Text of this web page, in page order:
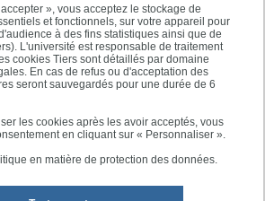
», vous acceptez le stockage de
et fonctionnels, sur votre appareil pour
à des fins statistiques ainsi que de
L'université est responsable de traitement
cookies Tiers sont détaillés par domaine
En cas de refus ou d'acceptation des
seront sauvegardés pour une durée de 6
les cookies après les avoir acceptés, vous
en cliquant sur « Personnaliser ».
en matière de protection des données.